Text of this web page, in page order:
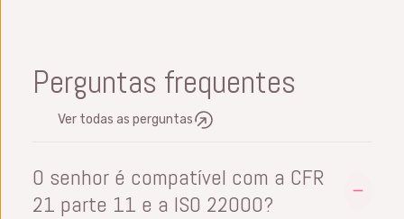
Perguntas frequentes
Ver todas as perguntas
O senhor é compatível com a CFR
21 parte 11 e a ISO 22000?